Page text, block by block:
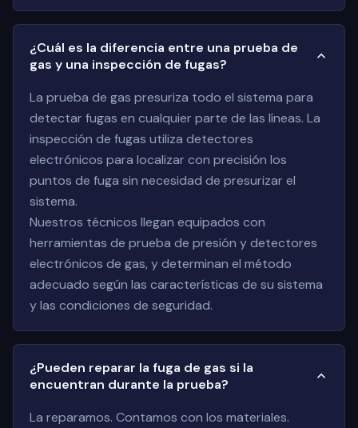
¿Cuál es la diferencia entre una prueba de
gas y una inspección de fugas?
La prueba de gas presuriza todo el sistema para
detectar fugas en cualquier parte de las líneas. La
inspección de fugas utiliza detectores
electrónicos para localizar con precisión los
puntos de fuga sin necesidad de presurizar el
sistema.
Nuestros técnicos llegan equipados con
herramientas de prueba de presión y detectores
electrónicos de gas, y determinan el método
adecuado según las características de su sistema
y las condiciones de seguridad.
¿Pueden reparar la fuga de gas si la
encuentran durante la prueba?
La reparamos. Contamos con los materiales.